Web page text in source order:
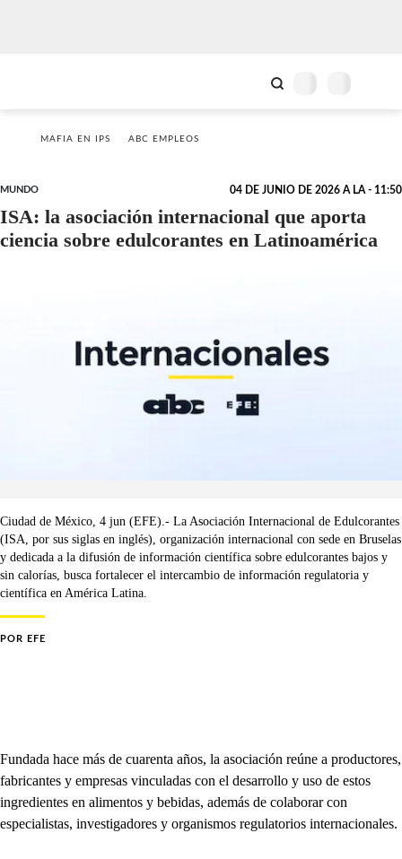
MAFIA EN IPS ABC EMPLEOS
MUNDO 04 DE JUNIO DE 2026 A LA - 11:50
ISA: la asociación internacional que aporta
ciencia sobre edulcorantes en Latinoamérica
Ciudad de México, 4 jun (EFE).- La Asociación Internacional de Edulcorantes
(ISA, por sus siglas en inglés), organización internacional con sede en Bruselas
y dedicada a la difusión de información científica sobre edulcorantes bajos y
sin calorías, busca fortalecer el intercambio de información regulatoria y
científica en América Latina.
POR EFE
Fundada hace más de cuarenta años, la asociación reúne a productores,
fabricantes y empresas vinculadas con el desarrollo y uso de estos
ingredientes en alimentos y bebidas, además de colaborar con
especialistas, investigadores y organismos regulatorios internacionales.